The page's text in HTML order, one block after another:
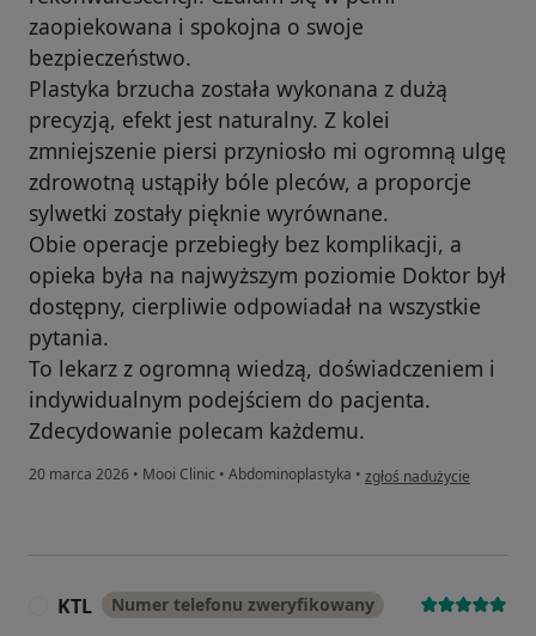
zaopiekowana i spokojna o swoje
bezpieczeństwo.
Plastyka brzucha została wykonana z dużą
precyzją, efekt jest naturalny. Z kolei
zmniejszenie piersi przyniosło mi ogromną ulgę
zdrowotną ustąpiły bóle pleców, a proporcje
sylwetki zostały pięknie wyrównane.
Obie operacje przebiegły bez komplikacji, a
opieka była na najwyższym poziomie Doktor był
dostępny, cierpliwie odpowiadał na wszystkie
pytania.
To lekarz z ogromną wiedzą, doświadczeniem i
indywidualnym podejściem do pacjenta.
Zdecydowanie polecam każdemu.
20 marca 2026 • Mooi Clinic • Abdominoplastyka • w opinii użytkownika
zgłoś nadużycie
KTL Numer telefonu zweryfikowany